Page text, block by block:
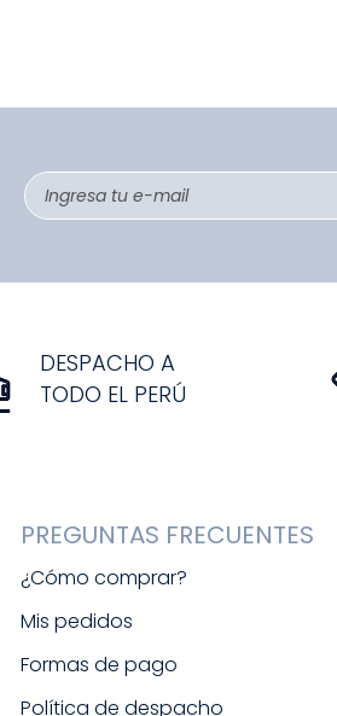
DESPACHO A
TODO EL PERÚ
PREGUNTAS FRECUENTES
¿Cómo comprar?
Mis pedidos
Formas de pago
Política de despacho